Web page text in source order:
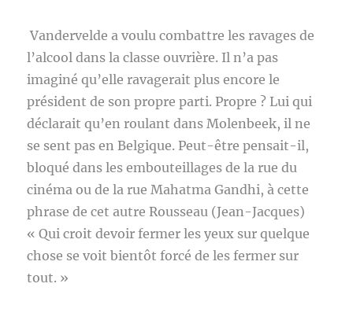
Vandervelde a voulu combattre les ravages de
l’alcool dans la classe ouvrière. Il n’a pas
imaginé qu’elle ravagerait plus encore le
président de son propre parti. Propre ? Lui qui
déclarait qu’en roulant dans Molenbeek, il ne
se sent pas en Belgique. Peut-être pensait-il,
bloqué dans les embouteillages de la rue du
cinéma ou de la rue Mahatma Gandhi, à cette
phrase de cet autre Rousseau (Jean-Jacques)
« Qui croit devoir fermer les yeux sur quelque
chose se voit bientôt forcé de les fermer sur
tout. »